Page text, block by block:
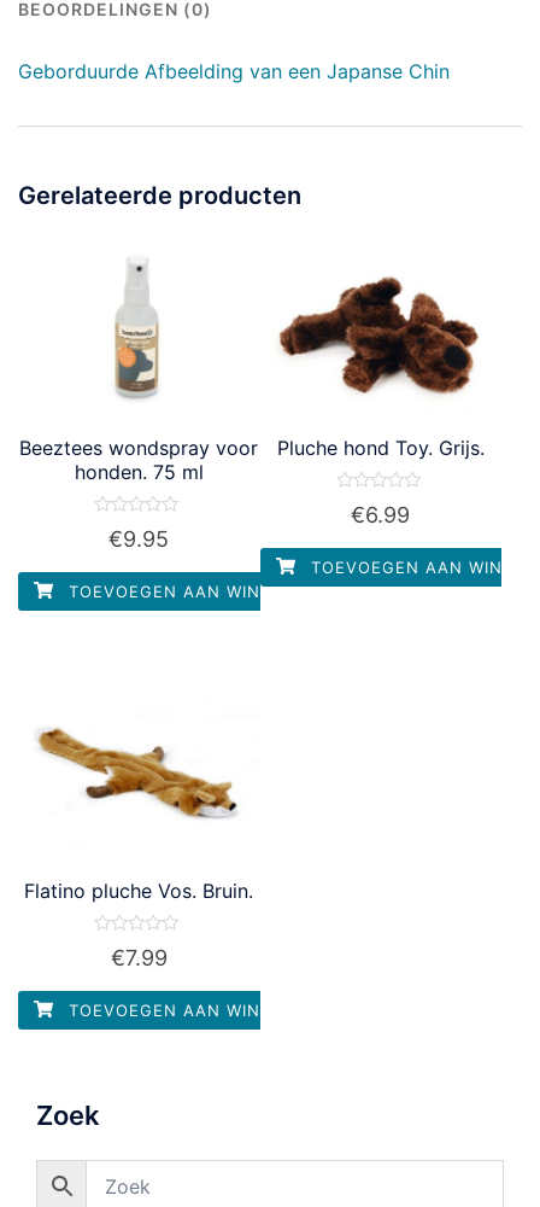
BEOORDELINGEN (0)
Geborduurde Afbeelding van een Japanse Chin
Gerelateerde producten
Beeztees wondspray voor
honden. 75 ml
Waardering
5
€9.95
TOEVOEGEN AAN WINKELWAGEN
Pluche hond Toy. Grijs.
Waardering
5
€6.99
TOEVOEGEN AAN
Flatino pluche Vos. Bruin.
Waardering
5
€7.99
TOEVOEGEN AAN WINKELWAGEN
Zoek